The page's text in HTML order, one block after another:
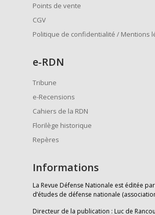
Points de vente
CGV
Politique de confidentialité / Mentions
e-RDN
Tribune
e-Recensions
Cahiers de la RDN
Florilège historique
Repères
Informations
La Revue Défense Nationale est éditée
d’études de défense nationale
Directeur de la publication : Luc de